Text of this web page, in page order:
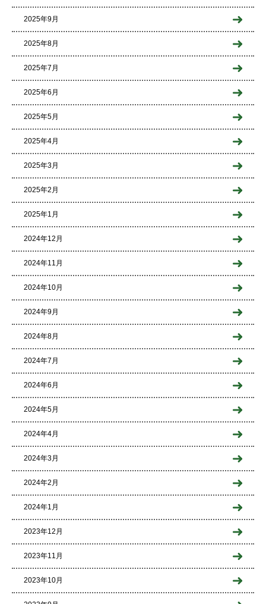
2025年9月
2025年8月
2025年7月
2025年6月
2025年5月
2025年4月
2025年3月
2025年2月
2025年1月
2024年12月
2024年11月
2024年10月
2024年9月
2024年8月
2024年7月
2024年6月
2024年5月
2024年4月
2024年3月
2024年2月
2024年1月
2023年12月
2023年11月
2023年10月